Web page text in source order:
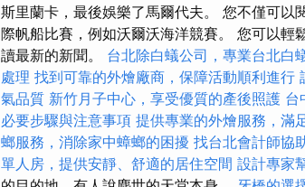
斯里蘭卡，最後娛樂了馬爾代夫。 您不僅可以
際帆船比賽，例如沃爾沃海洋競賽。 您可以輕
讀最新的新聞。 台北除白蟻公司，專業台北白
處理 找到可靠的外燴廠商，保障活動順利進行
氣品質 新竹月子中心，享受優質的產後照護 台
必要步驟與注意事項 提供專業的外燴服務，滿
螂服務，消除家中蟑螂的困擾 找台北會計師協
單人房，提供安靜、舒適的居住空間 設計專家